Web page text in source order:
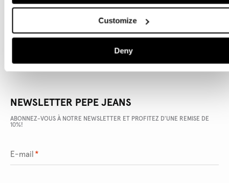
Customize
Deny
NEWSLETTER PEPE JEANS
ABONNEZ-VOUS À NOTRE NEWSLETTER ET PROFITEZ D'UNE REMISE DE
10%!
E-mail *